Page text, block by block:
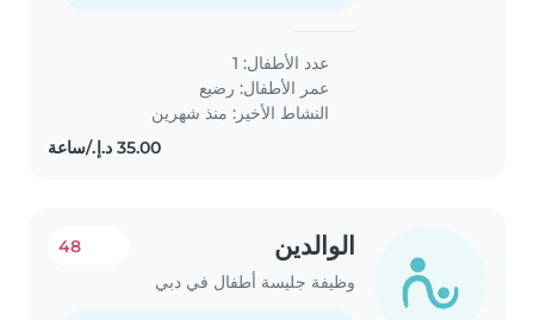
عدد الأطفال: 1
عمر الأطفال: رضيع
النشاط الأخير: منذ شهرين
الوالدين
وظيفة جليسة أطفال في دبي
48